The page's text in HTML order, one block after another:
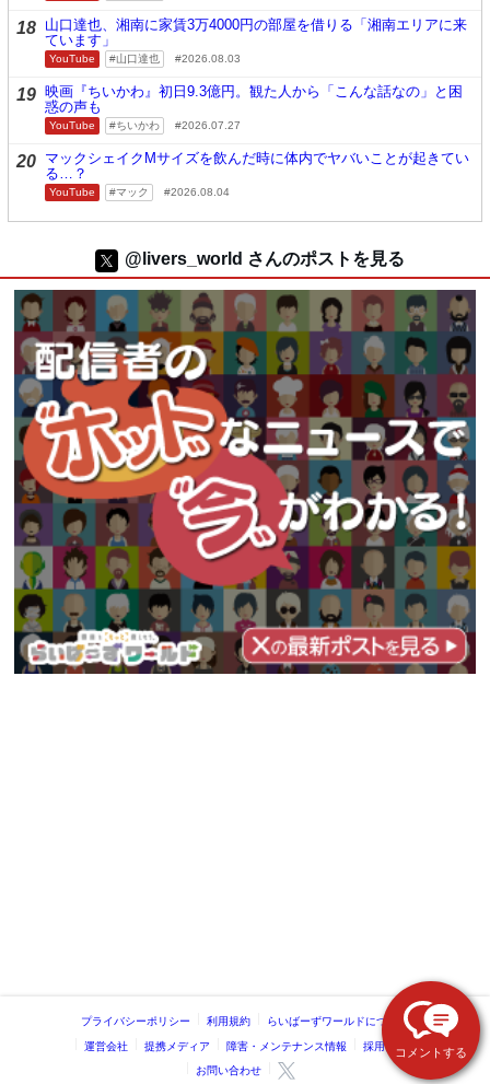
コメントする
18 山口達也、湘南に家賃3万4000円の部屋を借りる「湘南エリアに来
ています」
YouTube 山口達也 2026.08.03
19 映画『ちいかわ』初日9.3億円。観た人から「こんな話なの」と困
惑の声も
YouTube ちいかわ 2026.07.27
20 マックシェイクMサイズを飲んだ時に体内でヤバいことが起きてい
る…？
YouTube マック 2026.08.04
@livers_world さんのポストを見る
プライバシーポリシー 利用規約 らいばーずワールドについて
運営会社 提携メディア 障害・メンテナンス情報 採用情報
お問い合わせ